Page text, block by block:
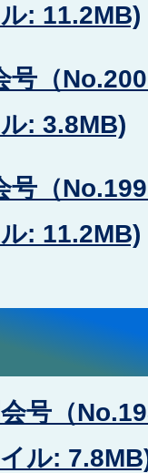
: 11.2MB)
号（
: 3.8MB)
号（
: 11.2MB)
号（
ル: